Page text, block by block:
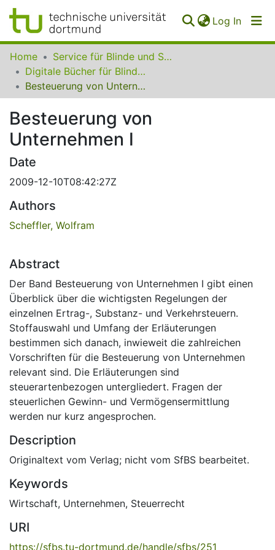
Log In
Communities
Collections
FAQ
Home
Service für Blinde und Sehbehinderte der UB Dortmund
Digitale Bücher für Blinde und Sehbehinderte
Besteuerung von Unternehmen I
Besteuerung von
Unternehmen I
Date
2009-12-10T08:42:27Z
Authors
Scheffler, Wolfram
Abstract
Der Band Besteuerung von Unternehmen I gibt einen
Überblick über die wichtigsten Regelungen der
einzelnen Ertrag-, Substanz- und Verkehrsteuern.
Stoffauswahl und Umfang der Erläuterungen
bestimmen sich danach, inwieweit die zahlreichen
Vorschriften für die Besteuerung von Unternehmen
relevant sind. Die Erläuterungen sind
steuerartenbezogen untergliedert. Fragen der
steuerlichen Gewinn- und Vermögensermittlung
werden nur kurz angesprochen.
Description
Originaltext vom Verlag; nicht vom SfBS bearbeitet.
Keywords
Wirtschaft, Unternehmen, Steuerrecht
URI
https://sfbs.tu-dortmund.de/handle/sfbs/251